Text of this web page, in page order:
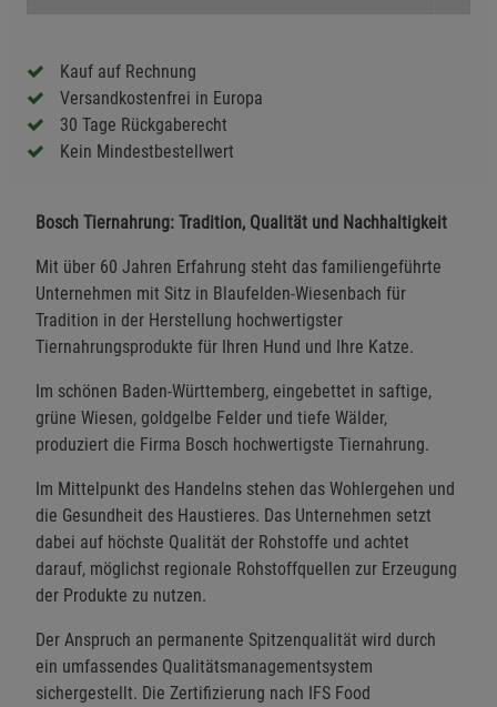
Kauf auf Rechnung
Versandkostenfrei in Europa
30 Tage Rückgaberecht
Kein Mindestbestellwert
Bosch Tiernahrung: Tradition, Qualität und Nachhaltigkeit
Mit über 60 Jahren Erfahrung steht das familiengeführte
Unternehmen mit Sitz in Blaufelden-Wiesenbach für
Tradition in der Herstellung hochwertigster
Tiernahrungsprodukte für Ihren Hund und Ihre Katze.
Im schönen Baden-Württemberg, eingebettet in saftige,
grüne Wiesen, goldgelbe Felder und tiefe Wälder,
produziert die Firma Bosch hochwertigste Tiernahrung.
Im Mittelpunkt des Handelns stehen das Wohlergehen und
die Gesundheit des Haustieres. Das Unternehmen setzt
dabei auf höchste Qualität der Rohstoffe und achtet
darauf, möglichst regionale Rohstoffquellen zur Erzeugung
der Produkte zu nutzen.
Der Anspruch an permanente Spitzenqualität wird durch
ein umfassendes Qualitätsmanagementsystem
sichergestellt. Die Zertifizierung nach IFS Food